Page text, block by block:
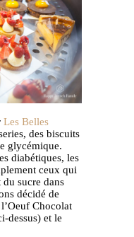
Les Belles
des biscuits
glycémique.
diabétiques, les
ceux qui
sucre dans
décidé de
Chocolat
dessus) et le